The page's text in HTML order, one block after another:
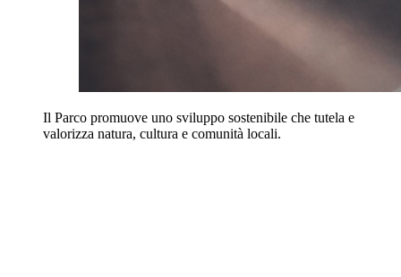
Il Parco promuove uno sviluppo sostenibile che tutela e
valorizza natura, cultura e comunità locali.